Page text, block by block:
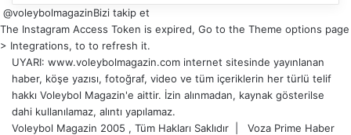
@voleybolmagazinBizi takip et
The Instagram Access Token is expired, Go to the Theme options page
> Integrations, to to refresh it.
UYARI: www.voleybolmagazin.com internet sitesinde yayınlanan
haber, köşe yazısı, fotoğraf, video ve tüm içeriklerin her türlü telif
hakkı Voleybol Magazin'e aittir. İzin alınmadan, kaynak gösterilse
dahi kullanılamaz, alıntı yapılamaz.
Voleybol Magazin 2005 , Tüm Hakları Saklıdır | Voza Prime Haber